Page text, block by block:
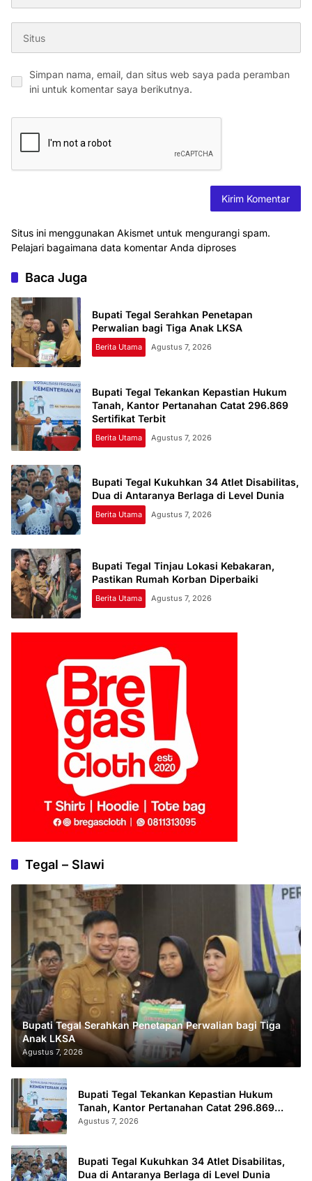
Simpan nama, email, dan situs web saya pada peramban
ini untuk komentar saya berikutnya.
Situs ini menggunakan Akismet untuk mengurangi spam.
Pelajari bagaimana data komentar Anda diproses
Baca Juga
Bupati Tegal Serahkan Penetapan
Perwalian bagi Tiga Anak LKSA
Berita Utama Agustus 7, 2026
Bupati Tegal Tekankan Kepastian Hukum
Tanah, Kantor Pertanahan Catat 296.869
Sertifikat Terbit
Berita Utama Agustus 7, 2026
Bupati Tegal Kukuhkan 34 Atlet Disabilitas,
Dua di Antaranya Berlaga di Level Dunia
Berita Utama Agustus 7, 2026
Bupati Tegal Tinjau Lokasi Kebakaran,
Pastikan Rumah Korban Diperbaiki
Berita Utama Agustus 7, 2026
Tegal – Slawi
Bupati Tegal Serahkan Penetapan Perwalian bagi Tiga
Anak LKSA
Agustus 7, 2026
Bupati Tegal Tekankan Kepastian Hukum
Tanah, Kantor Pertanahan Catat 296.869
Sertifikat Terbit
Agustus 7, 2026
Bupati Tegal Kukuhkan 34 Atlet Disabilitas,
Dua di Antaranya Berlaga di Level Dunia